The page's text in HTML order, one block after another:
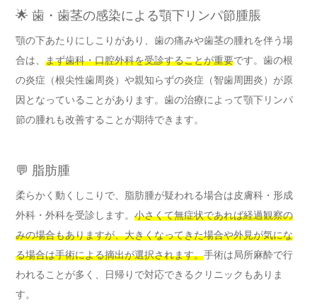
🌟 歯・歯茎の感染による顎下リンパ節腫脹
顎の下あたりにしこりがあり、歯の痛みや歯茎の腫れを伴う場
合は、 まず歯科・口腔外科を受診することが重要です。歯の根
の炎症（根尖性歯周炎）や親知らずの炎症（智歯周囲炎）が原
因となっていることがあります。歯の治療によって顎下リンパ
節の腫れも改善することが期待できます。
💬 脂肪腫
柔らかく動くしこりで、脂肪腫が疑われる場合は皮膚科・形成
外科・外科を受診します。 小さくて無症状であれば経過観察の
みの場合もありますが、大きくなってきた場合や外見が気にな
る場合は手術による摘出が選択されます。手術は局所麻酔で行
われることが多く、日帰りで対応できるクリニックもありま
す。